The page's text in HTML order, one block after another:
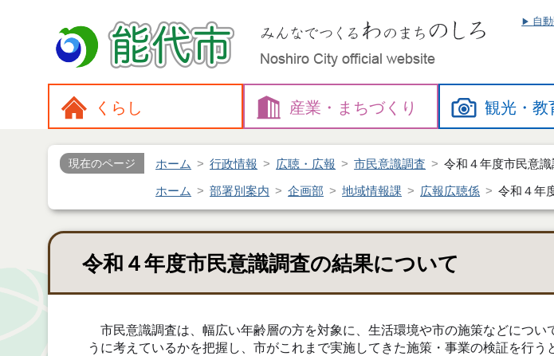
自
くらし 産業・ まちづくり 観光・教
現在のページ ホーム 行政情報 広聴・広報 市民意識調査 令和４年度市民意
ホーム 部署別案内 企画部 地域情報課 広報広聴係 令和４年
令和４年度市民意識調査の結果について
市民意識調査は、幅広い年齢層の方を対象に、生活環境や市の施策などについ
うに考えているかを把握し、市がこれまで実施してきた施策・事業の検証を行う